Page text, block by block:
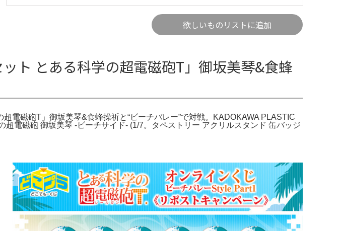
欲しいものリストに追加
ト とある科学の超電磁砲T」御坂美琴&食蜂
電磁砲T」御坂美琴&食蜂操祈と“ビーチバレー”で対戦。KADOKAWA PLASTIC
電磁砲 御坂美琴 -ビーチサイド- (1/7。タペストリー アクリルスタンド 缶バッジ